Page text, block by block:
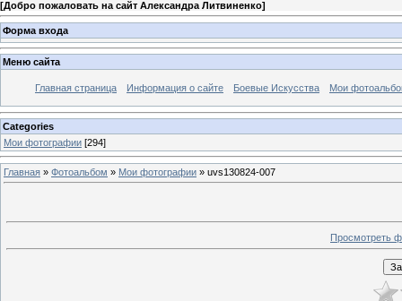
[Добро пожаловать на сайт Александра Литвиненко]
Форма входа
Меню сайта
Главная страница Информация о сайте Боевые Искусства Мои
Categories
Мои фотографии [294]
Главная » Фотоальбом » Мои фотографии » uvs130824-007
Просмотреть